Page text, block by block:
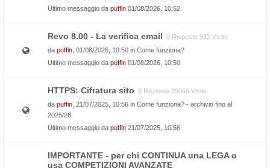
Ultimo messaggio da puffin 01/08/2026, 10:52
Revo 8.00 - La verifica email 0 Risposte 932 Visite
da puffin , 01/08/2026, 10:50 in Come funziona?
Ultimo messaggio da puffin 01/08/2026, 10:50
HTTPS: Cifratura sito 0 Risposte 89965 Visite
da puffin , 21/07/2025, 10:56 in Come funziona? - archivio fino al
2025/26
Ultimo messaggio da puffin 21/07/2025, 10:56
IMPORTANTE - per chi CONTINUA una LEGA o
usa COMPETIZIONI AVANZATE